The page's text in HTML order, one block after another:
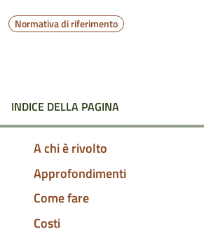
Normativa di riferimento
INDICE DELLA PAGINA
A chi è rivolto
Approfondimenti
Come fare
Costi